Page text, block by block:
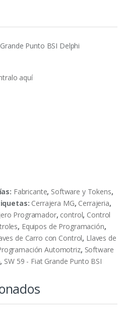
Punto BSI Delphi
aquí
Fabricante, Software y Tokens,
Cerrajera MG, Cerrajeria,
Programador, control, Control
, Equipos de Programación,
de Carro con Control, Llaves de
Automotriz, Software
, SW 59 - Fiat Grande Punto BSI